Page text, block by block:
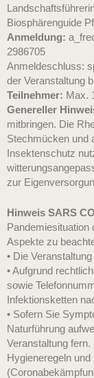
Biosphärenguide
Anmeldung:
2986705
Anmeldeschluss:
der Veranstaltung
Teilnehmer: Max.
Genereller
mitbringen. Die
Stechmücken und
Insektenschutz
zur
Hinweis SARS
Aspekte zu
• Die
• Aufgrund
sowie
Infektionsketten
• Sofern Sie
Naturführung
Veranstaltung
Hygieneregeln